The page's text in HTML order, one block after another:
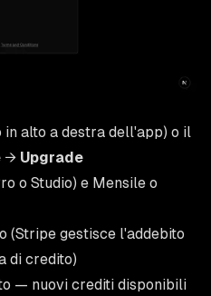
in alto a destra dell'app) o il
→ Upgrade
o Studio) e Mensile o
(Stripe gestisce l'addebito
di credito)
— nuovi crediti disponibili